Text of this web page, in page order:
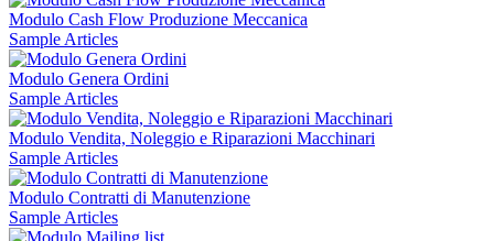
Modulo Cash Flow Produzione Meccanica
Sample Articles
Modulo Genera Ordini
Sample Articles
Modulo Vendita, Noleggio e Riparazioni Macchinari
Sample Articles
Modulo Contratti di Manutenzione
Sample Articles